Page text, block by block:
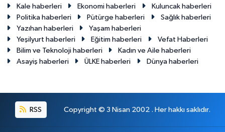
Kale haberleri
Ekonomi haberleri
Kuluncak haberleri
Politika haberleri
Pütürge haberleri
Sağlık haberleri
Yazıhan haberleri
Yaşam haberleri
Yeşilyurt haberleri
Eğitim haberleri
Vefat Haberleri
Bilim ve Teknoloji haberleri
Kadın ve Aile haberleri
Asayiş haberleri
ÜLKE haberleri Dünya haberleri
RSS Copyright © 3 Nisan 2002 . Her hakkı saklıdır.